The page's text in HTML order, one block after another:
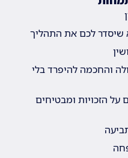
שיסדר לכם את התהליך
והחכמה להיפרד בלי
על הזכויות ומבטיחים